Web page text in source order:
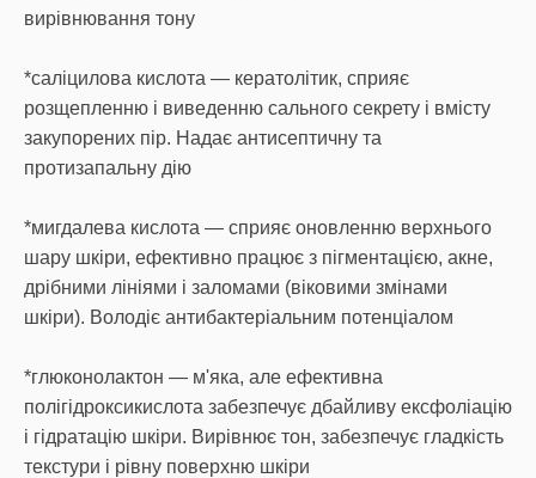
вирівнювання тону
*саліцилова кислота — кератолітик, сприяє
розщепленню і виведенню сального секрету і вмісту
закупорених пір. Надає антисептичну та
протизапальну дію
*мигдалева кислота — сприяє оновленню верхнього
шару шкіри, ефективно працює з пігментацією, акне,
дрібними лініями і заломами (віковими змінами
шкіри). Володіє антибактеріальним потенціалом
*глюконолактон — м'яка, але ефективна
полігідроксикислота забезпечує дбайливу ексфоліацію
і гідратацію шкіри. Вирівнює тон, забезпечує гладкість
текстури і рівну поверхню шкіри